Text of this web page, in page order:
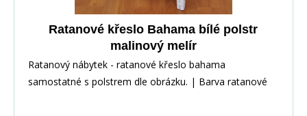
Ratanové křeslo Bahama bílé polstr
malinový melír
Ratanový nábytek - ratanové křeslo bahama
samostatné s polstrem dle obrázku. | Barva ratanové